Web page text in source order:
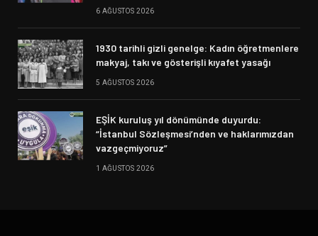
6 AĞUSTOS 2026
1930 tarihli gizli genelge: Kadın öğretmenlere
makyaj, takı ve gösterişli kıyafet yasağı
5 AĞUSTOS 2026
EŞİK kuruluş yıl dönümünde duyurdu:
“İstanbul Sözleşmesi’nden ve haklarımızdan
vazgeçmiyoruz”
1 AĞUSTOS 2026